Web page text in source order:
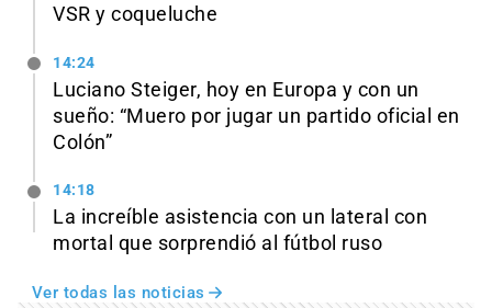
VSR y coqueluche
14:24
Luciano Steiger, hoy en Europa y con un
sueño: “Muero por jugar un partido oficial en
Colón”
14:18
La increíble asistencia con un lateral con
mortal que sorprendió al fútbol ruso
Ver todas las noticias